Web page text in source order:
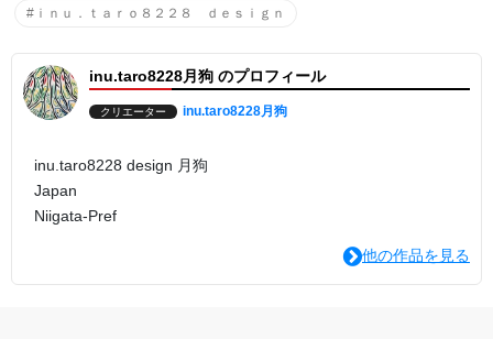
#ｉｎｕ．ｔａｒｏ８２２８ ｄｅｓｉｇｎ
inu.taro8228月狗 のプロフィール
クリエーター inu.taro8228月狗
inu.taro8228 design 月狗
Japan
Niigata-Pref
他の作品を見る